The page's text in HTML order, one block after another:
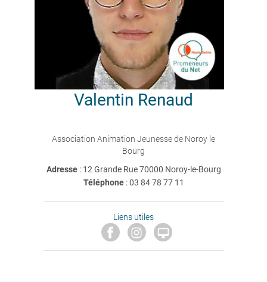
Valentin Renaud
Association Animation Jeunesse de Noroy le
Bourg
Adresse : 12 Grande Rue 70000 Noroy-le-Bourg
Téléphone:03 84 78 77 11
Liens utiles
